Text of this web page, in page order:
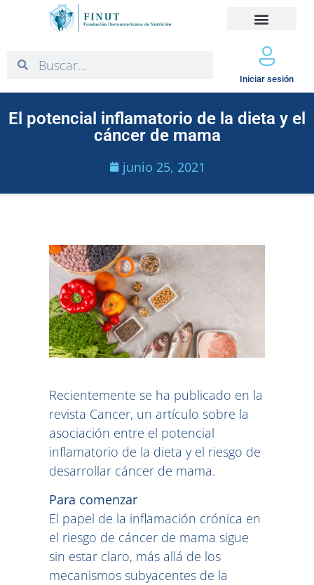
Iniciar sesión
El potencial inflamatorio de la dieta y el
cáncer de mama
junio 25, 2021
Recientemente se ha publicado en la
revista Cancer, un artículo sobre la
asociación entre el potencial
inflamatorio de la dieta y el riesgo de
desarrollar cáncer de mama.
Para comenzar
El papel de la inflamación crónica en
el riesgo de cáncer de mama sigue
sin estar claro, más allá de los
mecanismos subyacentes de la